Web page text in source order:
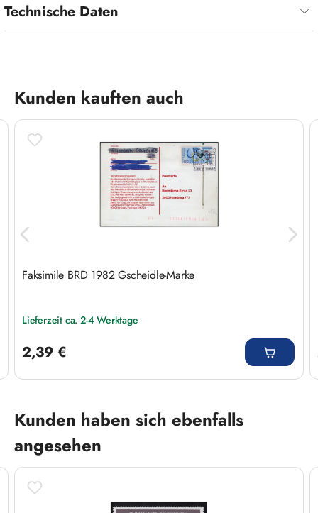
Technische Daten
Produktgalerie überspringen
Kunden kauften auch
Faksimile BRD 1982 Gscheidle-Marke
Lieferzeit ca. 2-4 Werktage
2,39 €
Produktgalerie überspringen
Kunden haben sich ebenfalls
angesehen